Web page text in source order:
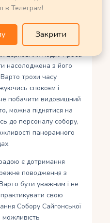
візиту до собору,
одяг і поважне
обрядів.
під час
церковних подій. Краса
насолоджена з його
трохи часу
спокоєм і
побачити видовищний
можна піднятися на
до персоналу собору,
панорамного
є дотримання
поводження з
бути уважним і не
свою
Собору Сайгонської
можливість
в Телеграм!
Закрити